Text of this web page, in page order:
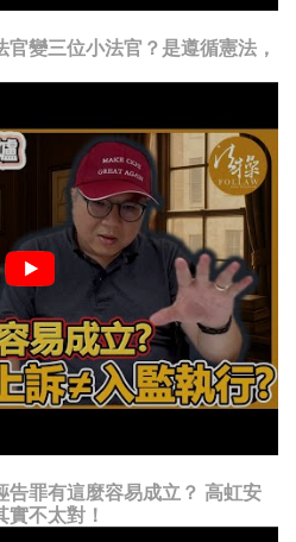
變三位小法官？是遵循憲法，
告罪有這麼容易成立？ 高虹安
不太對！